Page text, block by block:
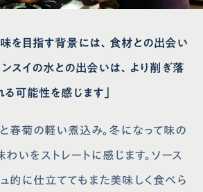
味を目指す背景には、食材との出会い
スイの水との出会いは、より削ぎ落
可能性を感じます」
春菊の軽い煮込み。冬になって味の
いをストレートに感じます。ソース
的に仕立ててもまた美味しく食べら